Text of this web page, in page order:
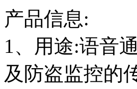
产品信息:
1、用途:语音
及防盗监控的